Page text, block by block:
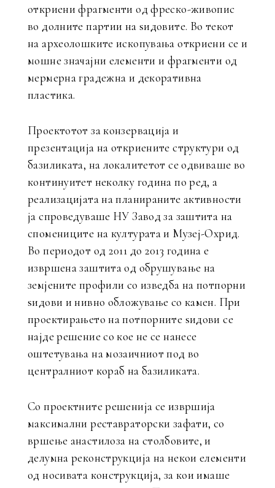
откриени фрагменти од фреско-живопис
во долните партии на ѕидовите. Во текот
на археолошките ископувања откриени се и
мошне значајни елементи и фрагменти од
мермерна градежна и декоративна
пластика.
Проектотот за конзервација и
презентација на откриените структури од
базиликата, на локалитетот се одвиваше во
континуитет неколку година по ред, а
реализацијата на планираните активности
ја спроведуваше НУ Завод за заштита на
спомениците на културата и Музеј-Охрид.
Во периодот од 2011 до 2013 година е
извршена заштита од обрушување на
земјените профили со изведба на потпорни
ѕидови и нивно обложување со камен. При
проектирањето на потпорните ѕидови се
најде решение со кое не се нанесе
оштетувања на мозаичниот под во
централниот кораб на базиликата.
Со проектните решенија се извршија
максимални реставраторски зафати, со
вршење анастилоза на столбовите, и
делумна реконструкција на некои елементи
од носивата конструкција, за кои имаше